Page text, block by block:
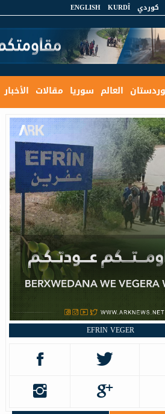
كوردي KURDÎ
ENGLISH
العالم سوريا مقالات الأخبار
EFRIN VEGER